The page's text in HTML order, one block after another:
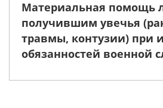
Материальная помощь
получившим увечья
травмы, контузии) при
обязанностей военной
проведения